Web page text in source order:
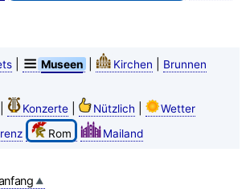
| Museen Kirchen
Brunnen
Konzerte| Nützlich
Wetter
Rom Mailand